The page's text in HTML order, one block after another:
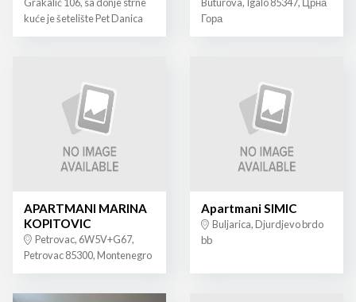
Grakalić 106, sa donje strne
kuće je šetelište Pet Danica
Buturova, Igalo 85347, Црна
Гора
APARTMANI MARINA
KOPITOVIC
Petrovac, 6W5V+G67,
Petrovac 85300, Montenegro
Apartmani SIMIC
Buljarica, Djurdjevo brdo
bb